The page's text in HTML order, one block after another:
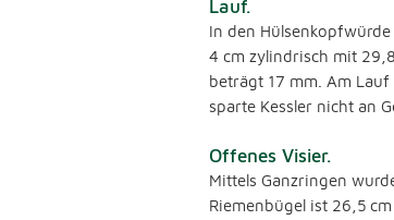
Lauf.
In den
4 cm zylindrisch mit
beträgt 17 mm. Am
sparte Kessler nicht an
Offenes Visier.
Mittels Ganzringen
Riemenbügel ist 26,5